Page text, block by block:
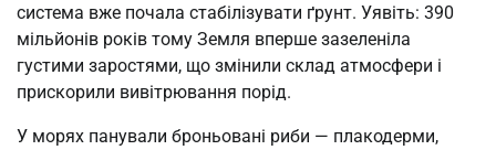
система вже почала стабілізувати ґрунт. Уявіть: 390
мільйонів років тому Земля вперше зазеленіла
густими заростями, що змінили склад атмосфери і
прискорили вивітрювання порід.
У морях панували броньовані риби — плакодерми,